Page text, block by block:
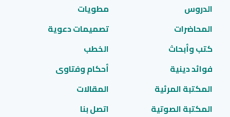
الدروس
مطويات
المحاضرات
تصميمات دعوية
كتب وأبحاث
الخطب
فوائد دينية
أحكام وفتاوى
المكتبة المرئية
المقالات
المكتبة الصوتية
اتصل بنا